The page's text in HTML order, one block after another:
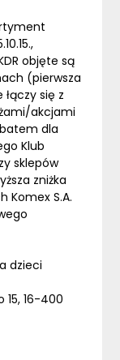
objęte są
(pierwsza
się z
akcjami
dla
Klub
sklepów
zniżka
Komex S.A.
dzieci
15, 16-400